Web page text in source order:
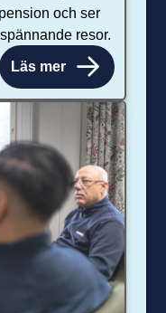
och ser
resor.
Läs mer